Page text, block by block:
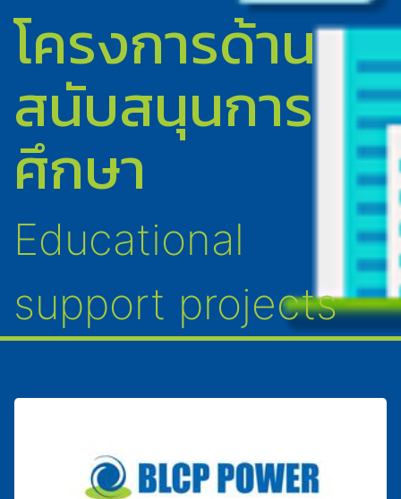
โครงการด้าน
สนับสนุนการ
ศึกษา
Educational
support projects